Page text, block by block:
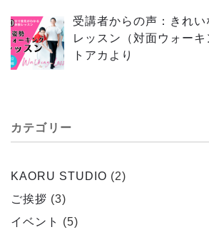
受講者からの声：きれ
レッスン（対面ウォー
トアカより
カテゴリー
KAORU STUDIO (2)
ご挨拶 (3)
イベント
(5)